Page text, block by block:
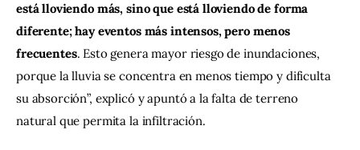
está lloviendo más, sino que está lloviendo de forma
diferente; hay eventos más intensos, pero menos
frecuentes. Esto genera mayor riesgo de inundaciones,
porque la lluvia se concentra en menos tiempo y dificulta
su absorción”, explicó y apuntó a la falta de terreno
natural que permita la infiltración.